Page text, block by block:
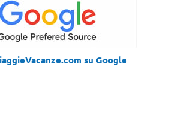
su Google